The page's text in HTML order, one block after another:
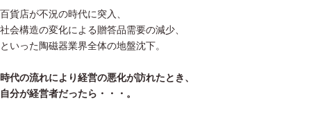
百貨店が不況の時代に突入、
社会構造の変化による贈答品需要の減少、
といった陶磁器業界全体の地盤沈下。
時代の流れにより経営の悪化が訪れたとき、
自分が経営者だったら・・・。